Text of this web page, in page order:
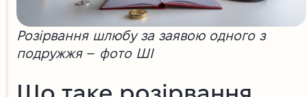
Розірвання шлюбу за заявою одного з
подружжя– фото ШІ